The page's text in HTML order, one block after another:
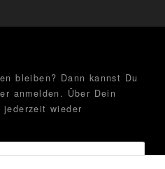
bleiben? Dann kannst Du
anmelden. Über Dein
jederzeit wieder